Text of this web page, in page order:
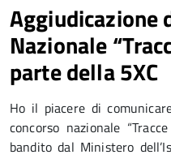
Aggiudicazione
Nazionale
parte della 5XC
Ho il piacere di
concorso nazionale
bandito dal Ministero